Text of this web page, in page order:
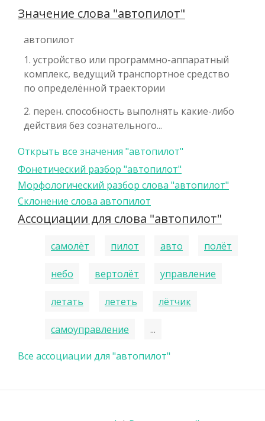
Значение слова "автопилот"
автопилот
1. устройство или программно-аппаратный
комплекс, ведущий транспортное средство
по определённой траектории
2. перен. способность выполнять какие-либо
действия без сознательного...
Открыть все значения "автопилот"
Фонетический разбор "автопилот"
Морфологический разбор слова "автопилот"
Склонение слова автопилот
Ассоциации для слова "автопилот"
самолёт пилот авто полёт
небо вертолёт управление
летать лететь лётчик
самоуправление ...
Все ассоциации для "автопилот"